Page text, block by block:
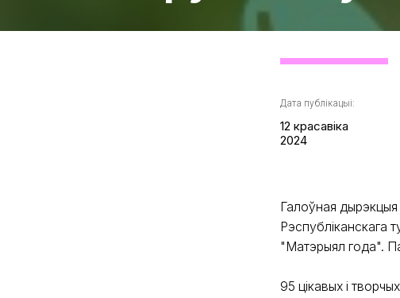
Дата публікацыі:
12 красавіка
2024
Галоўная
Рэспубліканскага
"Матэрыял года".
95 цікавых і